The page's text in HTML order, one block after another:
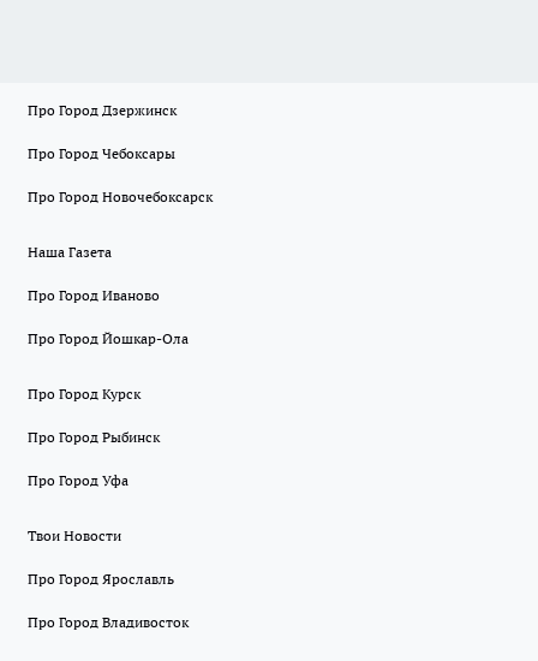
Про Город Дзержинск
Про Город Чебоксары
Про Город Новочебоксарск
Наша Газета
Про Город Иваново
Про Город Йошкар-Ола
Про Город Курск
Про Город Рыбинск
Про Город Уфа
Твои Новости
Про Город Ярославль
Про Город Владивосток